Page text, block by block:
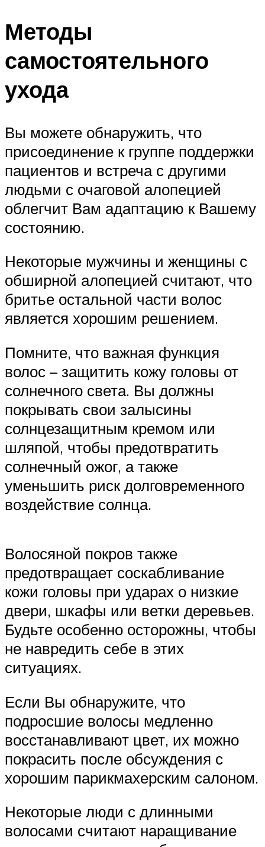
Методы
самостоятельного
ухода
Вы можете обнаружить, что
присоединение к группе поддержки
пациентов и встреча с другими
людьми с очаговой алопецией
облегчит Вам адаптацию к Вашему
состоянию.
Некоторые мужчины и женщины с
обширной алопецией считают, что
бритье остальной части волос
является хорошим решением.
Помните, что важная функция
волос – защитить кожу головы от
солнечного света. Вы должны
покрывать свои залысины
солнцезащитным кремом или
шляпой, чтобы предотвратить
солнечный ожог, а также
уменьшить риск долговременного
воздействие солнца.
Волосяной покров также
предотвращает соскабливание
кожи головы при ударах о низкие
двери, шкафы или ветки деревьев.
Будьте особенно осторожны, чтобы
не навредить себе в этих
ситуациях.
Если Вы обнаружите, что
подросшие волосы медленно
восстанавливают цвет, их можно
покрасить после обсуждения с
хорошим парикмахерским салоном.
Некоторые люди с длинными
волосами считают наращивание